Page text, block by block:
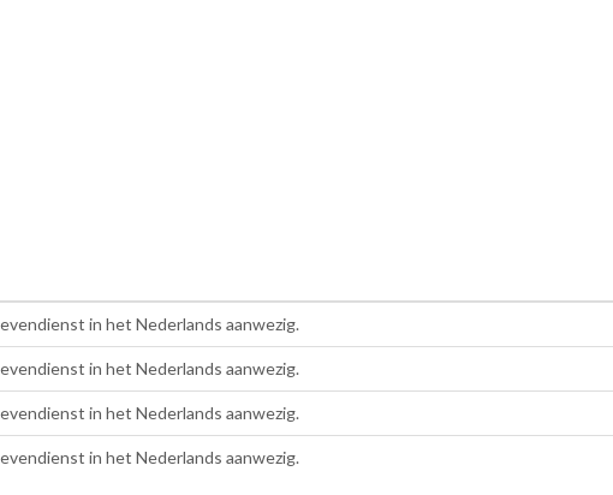
in het Nederlands aanwezig.
in het Nederlands aanwezig.
in het Nederlands aanwezig.
in het Nederlands aanwezig.